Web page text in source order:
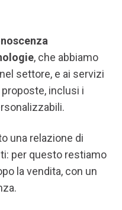
, che abbiamo
settore, e ai servizi
inclusi i
una relazione di
per questo restiamo
la vendita, con un